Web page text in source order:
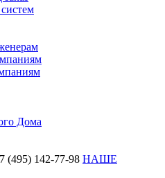
Дома
(495) 142-77-98 НАШЕ